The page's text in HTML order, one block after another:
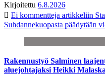
Kirjoitettu 6.8.2026
Ei kommentteja artikkeliin
Suhdannekuopasta päädytään
Rakennustyö Salminen
aluejohtajaksi Heikki Malaska